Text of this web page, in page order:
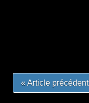
« Article précédent